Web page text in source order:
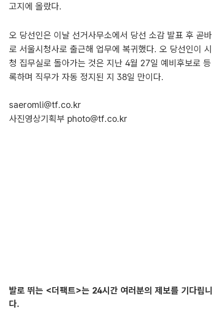
고지에 올랐다.
오 당선인은 이날 선거사무소에서 당선 소감 발표 후 곧바
로 서울시청사로 출근해 업무에 복귀했다. 오 당선인이 시
청 집무실로 돌아가는 것은 지난 4월 27일 예비후보로 등
록하며 직무가 자동 정지된 지 38일 만이다.
saeromli@tf.co.kr
사진영상기획부 photo@tf.co.kr
발로 뛰는 <더팩트>는 24시간 여러분의 제보를 기다립니
다.